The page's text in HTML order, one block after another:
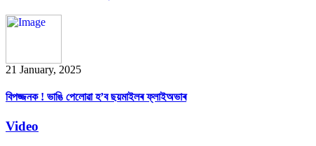
21 January, 2025
বিপজ্জনক ! ভাঙি পেলোৱা হ’ব ছয়মাইলৰ ফ্লাইঅভাৰ
Video